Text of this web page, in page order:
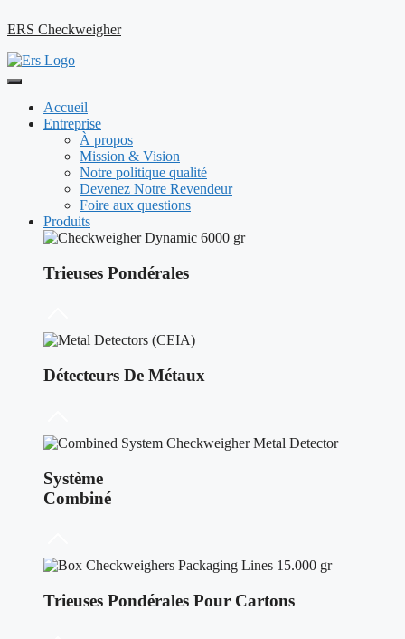
ERS Checkweigher
Accueil
Entreprise
À propos
Mission & Vision
Notre politique qualité
Devenez Notre Revendeur
Foire aux questions
Produits
Trieuses Pondérales
Détecteurs De Métaux
Système
Combiné
Trieuses Pondérales Pour Cartons